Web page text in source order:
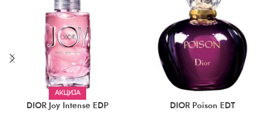
АКЦИЈА
DIOR Joy Intense EDP DIOR Poison EDT